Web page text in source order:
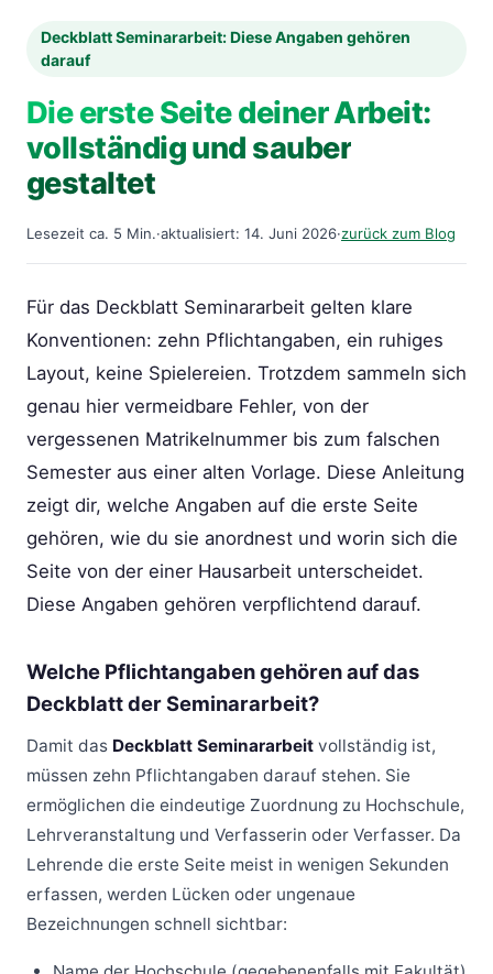
Deckblatt Seminararbeit: Diese Angaben gehören
darauf
Die erste Seite deiner Arbeit:
vollständig und sauber
gestaltet
Lesezeit ca. 5 Min.·aktualisiert: 14. Juni 2026·zurück zum Blog
Für das Deckblatt Seminararbeit gelten klare
Konventionen: zehn Pflichtangaben, ein ruhiges
Layout, keine Spielereien. Trotzdem sammeln sich
genau hier vermeidbare Fehler, von der
vergessenen Matrikelnummer bis zum falschen
Semester aus einer alten Vorlage. Diese Anleitung
zeigt dir, welche Angaben auf die erste Seite
gehören, wie du sie anordnest und worin sich die
Seite von der einer Hausarbeit unterscheidet.
Diese Angaben gehören verpflichtend darauf.
Welche Pflichtangaben gehören auf das
Deckblatt der Seminararbeit?
Damit das Deckblatt Seminararbeit vollständig ist,
müssen zehn Pflichtangaben darauf stehen. Sie
ermöglichen die eindeutige Zuordnung zu Hochschule,
Lehrveranstaltung und Verfasserin oder Verfasser. Da
Lehrende die erste Seite meist in wenigen Sekunden
erfassen, werden Lücken oder ungenaue
Bezeichnungen schnell sichtbar: